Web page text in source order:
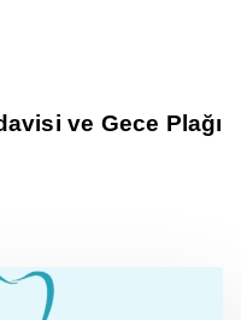
ve Gece Plağı